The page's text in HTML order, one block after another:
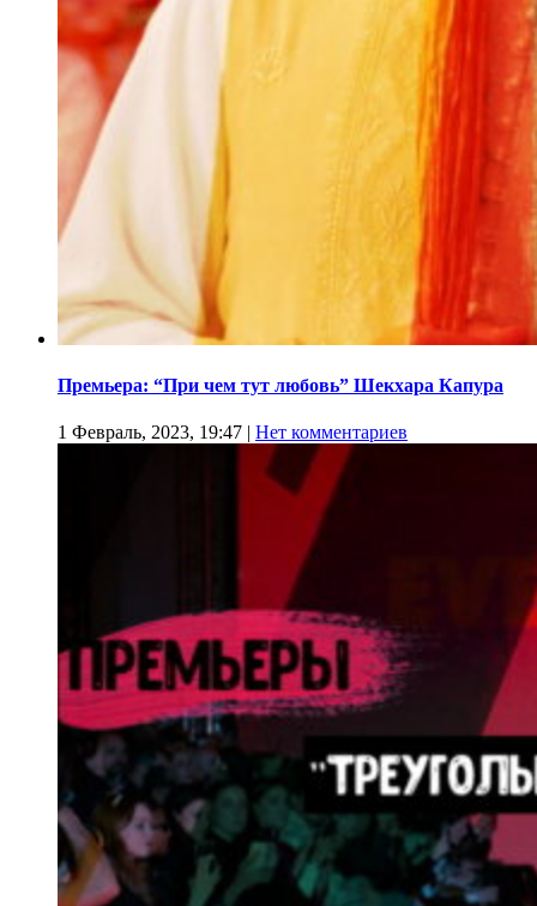
Премьера: “При чем тут любовь” Шекхара Капура
1 Февраль, 2023, 19:47 | Нет комментариев